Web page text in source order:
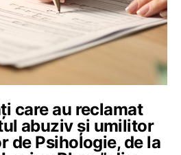
care au reclamat
abuziv și umilitor
de Psihologie, de la